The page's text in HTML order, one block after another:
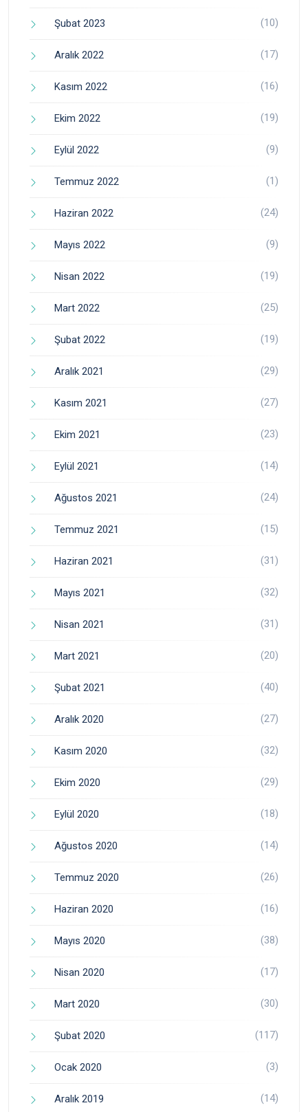
Şubat 2023 (10)
Aralık 2022 (17)
Kasım 2022 (16)
Ekim 2022 (19)
Eylül 2022 (9)
Temmuz 2022 (1)
Haziran 2022 (24)
Mayıs 2022 (9)
Nisan 2022 (19)
Mart 2022 (25)
Şubat 2022 (19)
Aralık 2021 (29)
Kasım 2021 (27)
Ekim 2021 (23)
Eylül 2021 (14)
Ağustos 2021 (24)
Temmuz 2021 (15)
Haziran 2021 (31)
Mayıs 2021 (32)
Nisan 2021 (31)
Mart 2021 (20)
Şubat 2021 (40)
Aralık 2020 (27)
Kasım 2020 (32)
Ekim 2020 (29)
Eylül 2020 (18)
Ağustos 2020 (14)
Temmuz 2020 (26)
Haziran 2020 (16)
Mayıs 2020 (38)
Nisan 2020 (17)
Mart 2020 (30)
Şubat 2020 (117)
Ocak 2020 (3)
Aralık 2019 (14)